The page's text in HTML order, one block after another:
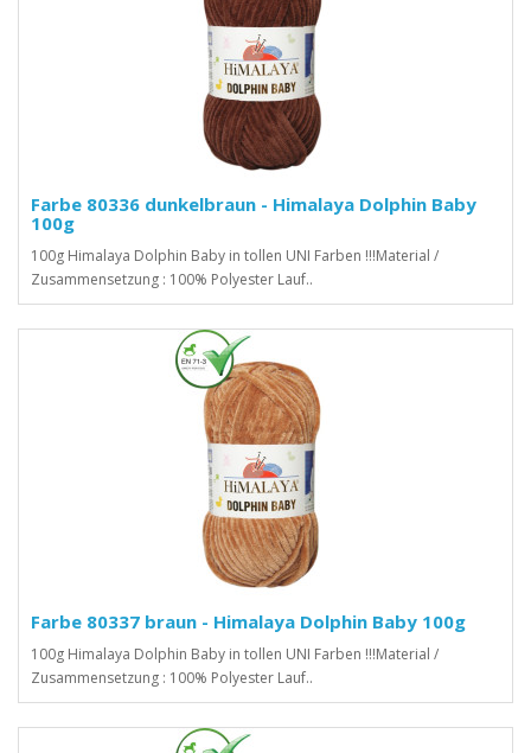
Farbe 80336 dunkelbraun - Himalaya Dolphin Baby
100g
100g Himalaya Dolphin Baby in tollen UNI Farben !!!Material /
Zusammensetzung : 100% Polyester Lauf..
Farbe 80337 braun - Himalaya Dolphin Baby 100g
100g Himalaya Dolphin Baby in tollen UNI Farben !!!Material /
Zusammensetzung : 100% Polyester Lauf..